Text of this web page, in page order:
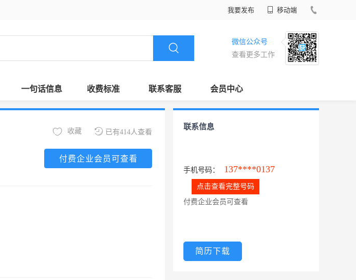
我要发布 移动端
微信公众号
查看更多工作
一句话信息 收费标准 联系客服 会员中心
已有414人查看
收藏
付费企业会员可查看
联系信息
手机号码： 137****0137
点击查看完整号码
付费企业会员可查看
简历下载